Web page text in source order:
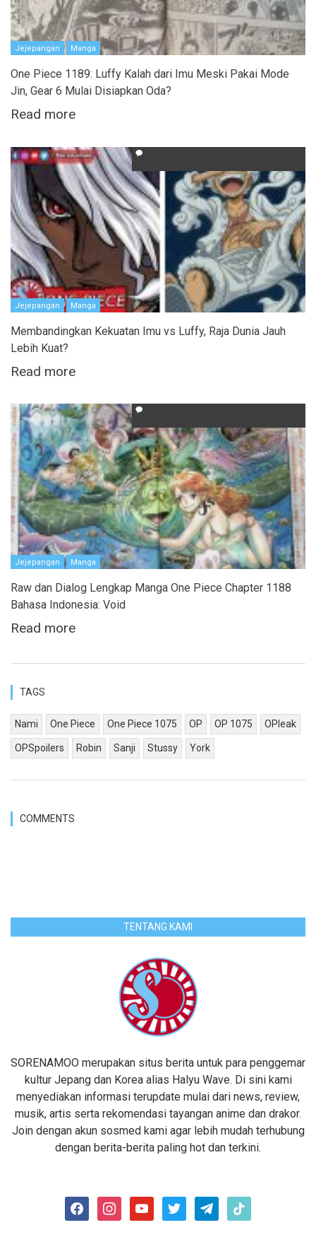
Jejepangan Manga
One Piece 1189: Luffy Kalah dari Imu Meski Pakai Mode
Jin, Gear 6 Mulai Disiapkan Oda?
Read more
Jejepangan Manga
Membandingkan Kekuatan Imu vs Luffy, Raja Dunia Jauh
Lebih Kuat?
Read more
Jejepangan Manga
Raw dan Dialog Lengkap Manga One Piece Chapter 1188
Bahasa Indonesia: Void
Read more
TAGS
Nami One Piece One Piece 1075 OP OP 1075 OPleak
OPSpoilers Robin Sanji Stussy York
COMMENTS
TENTANG KAMI
SORENAMOO merupakan situs berita untuk para penggemar
kultur Jepang dan Korea alias Halyu Wave. Di sini kami
menyediakan informasi terupdate mulai dari news, review,
musik, artis serta rekomendasi tayangan anime dan drakor.
Join dengan akun sosmed kami agar lebih mudah terhubung
dengan berita-berita paling hot dan terkini.
facebookinstagramyoutubetwitter telegramtiktok